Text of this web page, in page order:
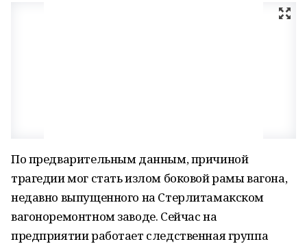
По предварительным данным, причиной
трагедии мог стать излом боковой рамы вагона,
недавно выпущенного на Стерлитамакском
вагоноремонтном заводе. Сейчас на
предприятии работает следственная группа